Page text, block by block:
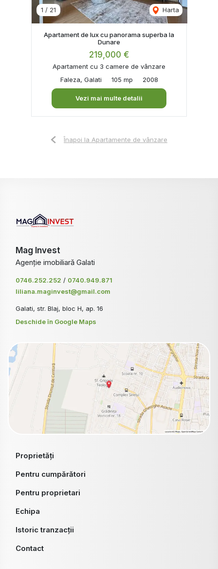
1 / 21 Harta
Apartament de lux cu panorama superba la
Dunare
219,000 €
Apartament cu 3 camere de vânzare
Faleza, Galati
105 mp 2008
Vezi mai multe detalii
Înapoi la Apartamente de vânzare
Mag Invest
Agenție imobiliară Galati
0746.252.252 / 0740.949.871
liliana.maginvest@gmail.com
Galati, str. Blaj, bloc H, ap. 16
Deschide în Google Maps
Proprietăți
Pentru cumpărători
Pentru proprietari
Echipa
Istoric tranzacții
Contact